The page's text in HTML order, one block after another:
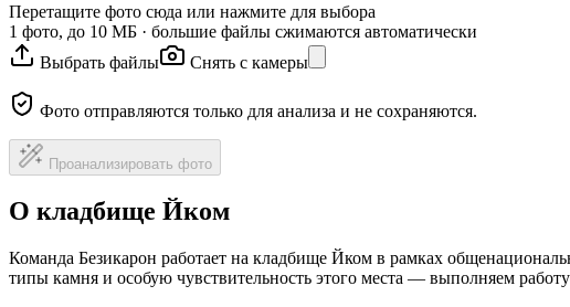
Перетащите фото сюда или нажмите для выбора
1 фото, до 10 МБ · большие файлы сжимаются автоматически
Выбрать файлы
Снять с камеры
Фото отправляются только для анализа и не сохраняются.
Проанализировать фото
О кладбище Йком
Команда Безикарон работает на кладбище Йком в рамках
типы камня и особую чувствительность этого места — выполняем